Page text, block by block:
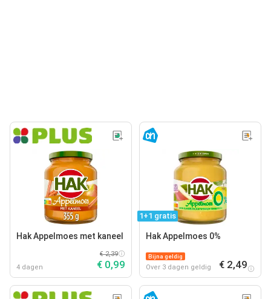
Hak Appelmoes met kaneel
4 dagen
€ 2,39
€ 0,99
1+1 gratis
Hak Appelmoes 0%
Bijna geldig
Over 3 dagen geldig € 2,49